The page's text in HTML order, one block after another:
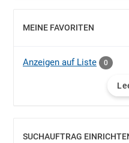
MEINE FAVORITEN
EINBLENDEN
Anzeigen auf Liste 0
SUCHAUFTRAG